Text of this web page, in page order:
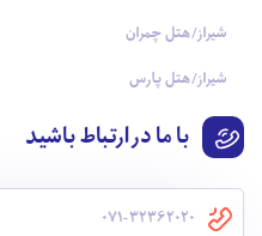
شیراز/هتل چمران
شیراز/هتل پارس
با ما در ارتباط باشید
071-32362020